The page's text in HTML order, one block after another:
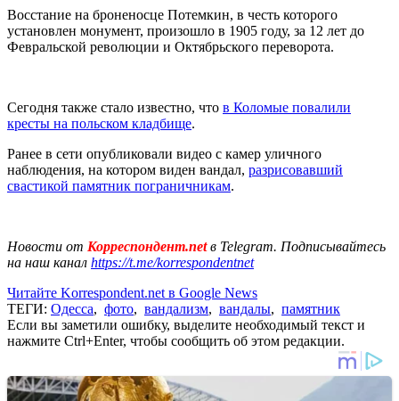
Восстание на броненосце Потемкин, в честь которого
установлен монумент, произошло в 1905 году, за 12 лет до
Февральской революции и Октябрьского переворота.
Сегодня также стало известно, что в Коломые повалили
кресты на польском кладбище.
Ранее в сети опубликовали видео с камер уличного
наблюдения, на котором виден вандал, разрисовавший
свастикой памятник пограничникам.
Новости от Корреспондент.netв Telegram. Подписывайтесь
на наш канал https://t.me/korrespondentnet
Читайте Korrespondent.net в Google News
ТЕГИ: Одесса, фото, вандализм, вандалы, памятник
Если вы заметили ошибку, выделите необходимый текст и
нажмите Ctrl+Enter, чтобы сообщить об этом редакции.